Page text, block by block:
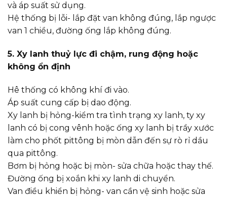
và áp suất sử dụng.
Hệ thống bị lỗi- lắp đặt van không đúng, lắp ngược
van 1 chiều, đường ống lắp không đúng.
5. Xy lanh thuỷ lực đi chậm, rung động hoặc
không ổn định
Hê thống có không khí đi vào.
Áp suất cung cấp bị dao động.
Xy lanh bị hỏng-kiểm tra tình trạng xy lanh, ty xy
lanh có bị cong vênh hoặc ống xy lanh bị trầy xước
làm cho phốt pittông bị mòn dẫn đến sự rò rỉ dầu
qua pittông.
Bơm bị hỏng hoặc bị mòn- sửa chữa hoặc thay thế.
Đường ống bị xoắn khi xy lanh di chuyển.
Van điều khiển bị hỏng- van cần vệ sinh hoặc sửa